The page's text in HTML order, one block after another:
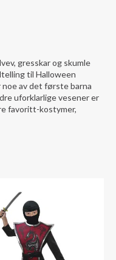
gresskar og skumle
til Halloween
av det første barna
uforklarlige vesener er
favoritt-kostymer,